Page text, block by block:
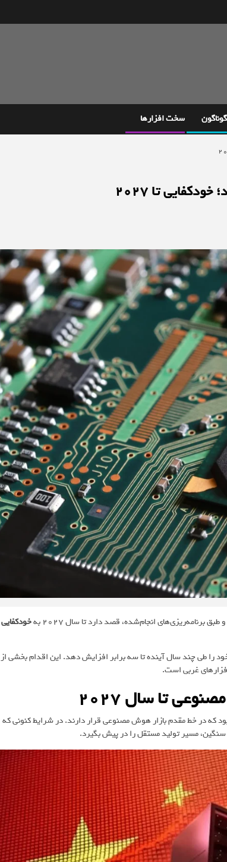
گوناگون سخت افزارها
برنامه‌ریزی‌های انجام‌شده، قصد دارد تا سال 2027 به
خودکفایی
طی چند سال آینده تا سه برابر افزایش دهد. این اقدام بخشی از
غربی است.
تا سال 2027
که در خط مقدم بازار هوش مصنوعی قرار دارند. در شرایط کنونی که
سنگین، مسیر تولید مستقل را در پیش بگیرد.